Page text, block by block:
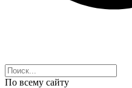
По всему сайту